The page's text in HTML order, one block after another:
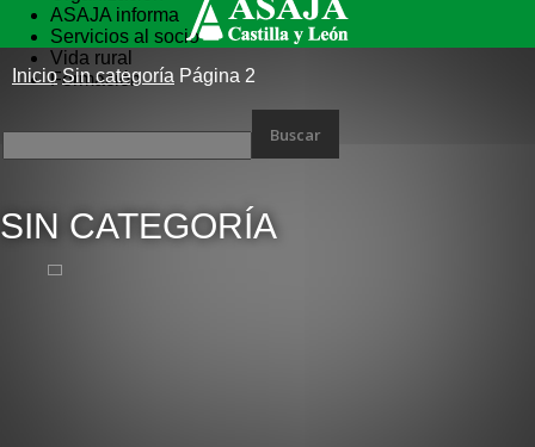
ASAJA informa
Servicios al socio
Vida rural
Formación
Inicio Sin categoría Página 2
SIN CATEGORÍA